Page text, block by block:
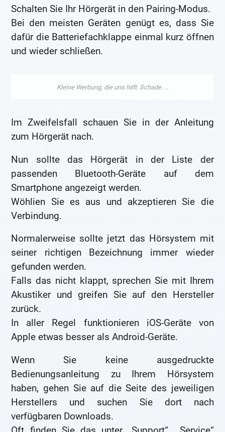
Schalten Sie Ihr Hörgerät in den Pairing-Modus.
Bei den meisten Geräten genügt es, dass Sie
dafür die Batteriefachklappe einmal kurz öffnen
und wieder schließen.
Im Zweifelsfall schauen Sie in der Anleitung
zum Hörgerät nach.
Nun sollte das Hörgerät in der Liste der
passenden Bluetooth-Geräte auf dem
Smartphone angezeigt werden.
Wöhlien Sie es aus und akzeptieren Sie die
Verbindung.
Normalerweise sollte jetzt das Hörsystem mit
seiner richtigen Bezeichnung immer wieder
gefunden werden.
Falls das nicht klappt, sprechen Sie mit Ihrem
Akustiker und greifen Sie auf den Hersteller
zurück.
In aller Regel funktionieren iOS-Geräte von
Apple etwas besser als Android-Geräte.
Wenn Sie keine ausgedruckte
Bedienungsanleitung zu Ihrem Hörsystem
haben, gehen Sie auf die Seite des jeweiligen
Herstellers und suchen Sie dort nach
verfügbaren Downloads.